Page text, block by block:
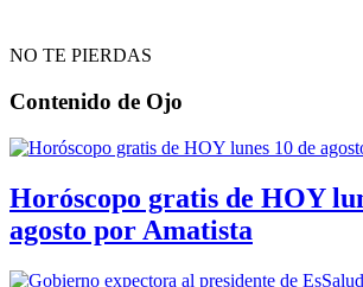
NO TE PIERDAS
Contenido de Ojo
Horóscopo gratis de HOY
agosto por Amatista